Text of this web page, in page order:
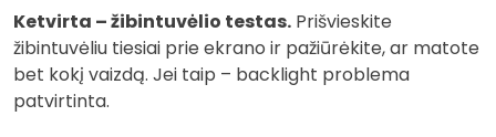
Ketvirta – žibintuvėlio testas. Prišvieskite
žibintuvėliu tiesiai prie ekrano ir pažiūrėkite, ar matote
bet kokį vaizdą. Jei taip – backlight problema
patvirtinta.